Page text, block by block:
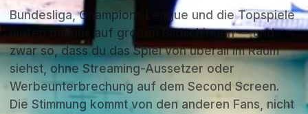
Bundesliga, Champions League und die Topspiele
laufen bei uns auf großen Bildschirmen — und
zwar so, dass du das Spiel von überall im Raum
siehst, ohne Streaming-Aussetzer oder
Werbeunterbrechung auf dem Second Screen.
Die Stimmung kommt von den anderen Fans, nicht